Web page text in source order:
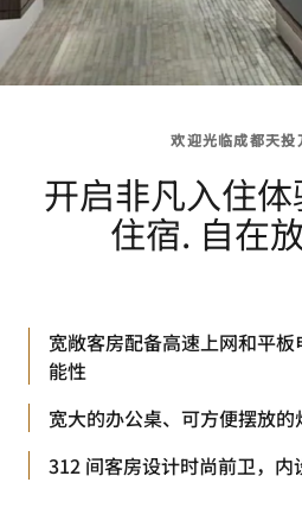
欢迎光临成都天投
开启非凡入住
住宿. 自在
宽敞客房配备高速上网和平
能性
宽大的办公桌、可方便摆放
312 间客房设计时尚前卫，